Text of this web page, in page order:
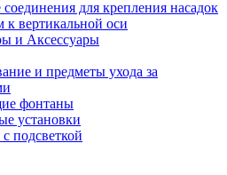
для крепления насадок
к вертикальной оси
и Аксессуары
и предметы ухода за
фонтаны
установки
подсветкой